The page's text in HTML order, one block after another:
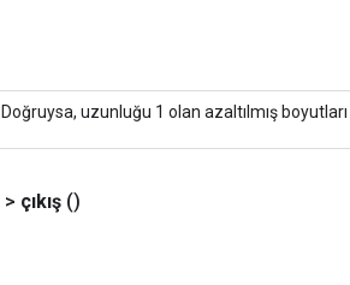
Doğruysa, uzunluğu 1 olan azaltılmış
> çıkış ()